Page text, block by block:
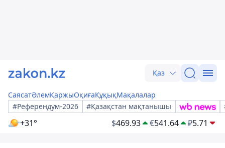
Қаз
СаясатӘлемҚаржыОқиғаҚұқықМақалалар
#Референдум-2026
#Қазақстан мақтанышы
+31° $469.93 €541.64 ₽5.71